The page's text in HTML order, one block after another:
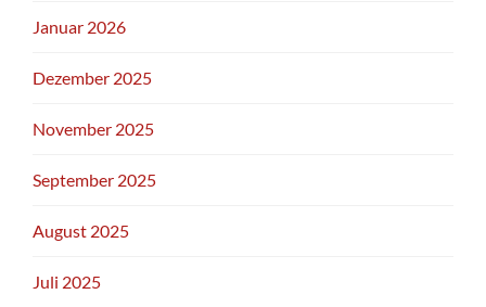
Januar 2026
Dezember 2025
November 2025
September 2025
August 2025
Juli 2025